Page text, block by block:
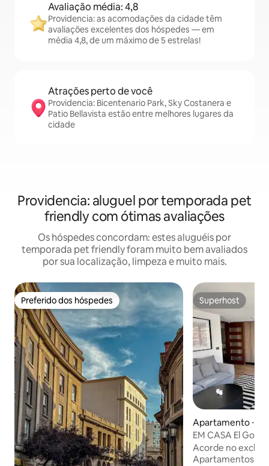
Avaliação média: 4,8
Providencia: as acomodações da cidade têm
avaliações excelentes dos hóspedes — em
média 4,8, de um máximo de 5 estrelas!
Atrações perto de você
Providencia: Bicentenario Park, Sky Costanera e
Patio Bellavista estão entre melhores lugares da
cidade
Providencia: aluguel por temporada pet
friendly com ótimas avaliações
Os hóspedes concordam: estes aluguéis por
temporada pet friendly foram muito bem avaliados
por sua localização, limpeza e muito mais.
Preferido dos hóspedes
Preferido dos hóspedes Superhost
Superhost
Apartamento ⋅
EM CASA El Golf
Acorde no
Apartamentos